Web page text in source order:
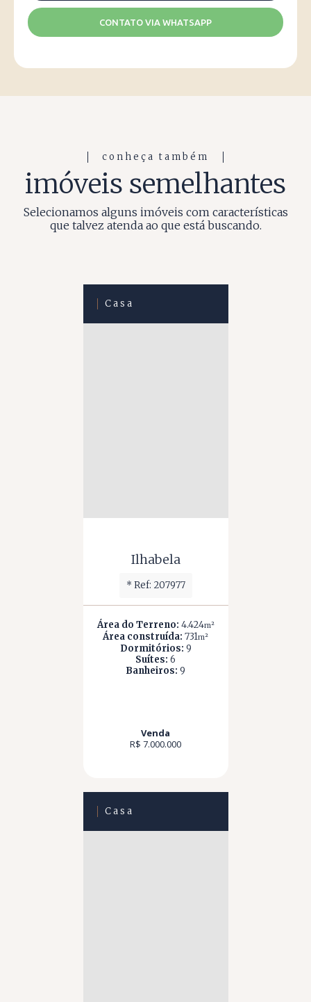
CONTATO VIA WHATSAPP
conheça também
imóveis semelhantes
Selecionamos alguns imóveis com características
que talvez atenda ao que está buscando.
Casa
Ilhabela
* Ref: 207977
Área do Terreno: 4.424m²
Área construída: 731m²
Dormitórios: 9
Suítes: 6
Banheiros: 9
Venda
R$ 7.000.000
Casa